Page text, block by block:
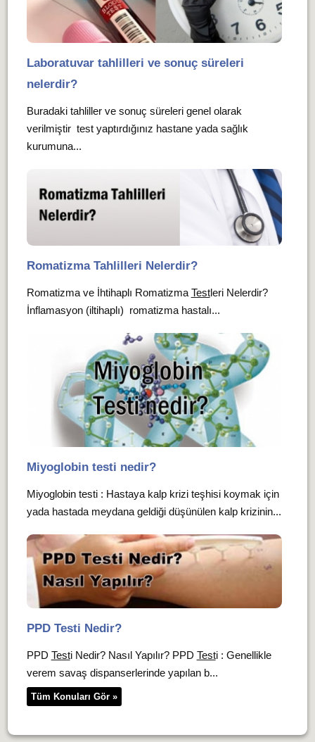
Laboratuvar tahlilleri ve sonuç süreleri
nelerdir?
Buradaki tahliller ve sonuç süreleri genel olarak
verilmiştir test yaptırdığınız hastane yada sağlık
kurumuna...
Romatizma Tahlilleri Nelerdir?
Romatizma ve İhtihaplı Romatizma Testleri Nelerdir?
İnflamasyon (iltihaplı) romatizma hastalı...
Miyoglobin testi nedir?
Miyoglobin testi : Hastaya kalp krizi teşhisi koymak için
yada hastada meydana geldiği düşünülen kalp krizinin...
PPD Testi Nedir?
PPD Testi Nedir? Nasıl Yapılır? PPD Testi : Genellikle
verem savaş dispanserlerinde yapılan b...
Tüm Konuları Gör »